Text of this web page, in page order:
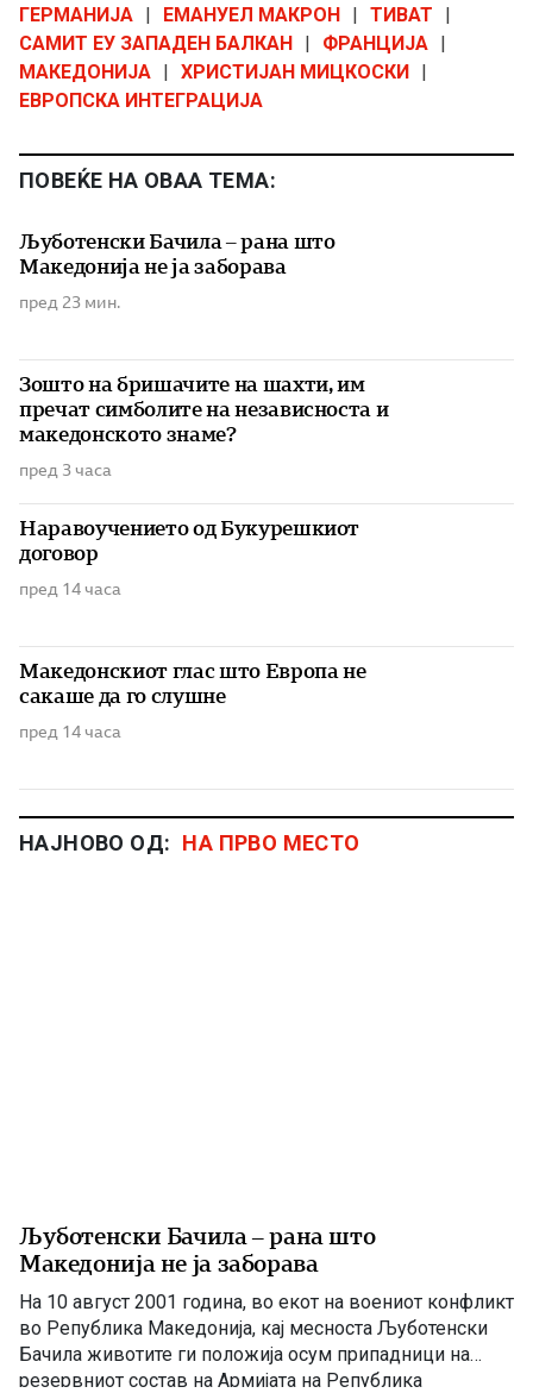
ГЕРМАНИЈА
ЕМАНУЕЛ МАКРОН ТИВАТ
САМИТ ЕУ ЗАПАДЕН БАЛКАН
ФРАНЦИЈА
МАКЕДОНИЈА
ХРИСТИЈАН МИЦКОСКИ
ЕВРОПСКА ИНТЕГРАЦИЈА
ПОВЕЌЕ НА ОВАА ТЕМА:
Љуботенски Бачила – рана што
Македонија не ја заборава
пред 23 мин.
Зошто на бришачите на шахти, им
пречат симболите на независноста и
македонското знаме?
пред 3 часа
Наравоучението од Букурешкиот
договор
пред 14 часа
Македонскиот глас што Европа не
сакаше да го слушне
пред 14 часа
НАЈНОВО ОД: НА ПРВО МЕСТО
Љуботенски Бачила – рана што
Македонија не ја заборава
На 10 август 2001 година, во екот на воениот конфликт
во Република Македонија, кај месноста Љуботенски
Бачила животите ги положија осум припадници на
резервниот состав на Армијата на Република